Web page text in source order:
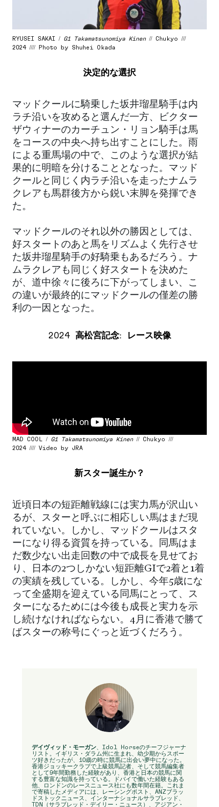
RYUSEI SAKAI / G1 Takamatsunomiya Kinen// Chukyo ///
2024 //// Photo by Shuhei Okada
決定的な選択
マッドクールに騎乗した坂井瑠星騎手は内
ラチ沿いを攻めると選んだ一方、ビクター
ザウィナーのカーチュン・リョン騎手は馬
をコースの中央へ持ち出すことにした。雨
による重馬場の中で、このような選択が結
果的に明暗を分けることとなった。マッド
クールと同じく内ラチ沿いを走ったナムラ
クレアも馬群後方から鋭い末脚を発揮でき
た。
マッドクールのそれ以外の勝因としては、
好スタートのあと馬をリズムよく先行させ
た坂井瑠星騎手の好騎乗もあるだろう。ナ
ムラクレアも同じく好スタートを決めた
が、道中徐々に後ろに下がってしまい、こ
の違いが最終的にマッドクールの僅差の勝
利の一因となった。
2024 高松宮記念: レース映像
MAD COOL / G1 Takamatsunomiya Kinen// Chukyo ///
2024 //// Video by JRA
新スター誕生か？
近頃日本の短距離戦線には実力馬が沢山い
るが、スターと呼ぶに相応しい馬はまだ現
れていない。しかし、マッドクールはスタ
ーになり得る資質を持っている。同馬はま
だ数少ない出走回数の中で成長を見せてお
り、日本の2つしかない短距離GIで2着と1着
の実績を残している。しかし、今年5歳にな
って全盛期を迎えている同馬にとって、ス
ターになるためには今後も成長と実力を示
し続けなければならない。4月に香港で勝て
ばスターの称号にぐっと近づくだろう。
デイヴィッド・モーガン、Idol Horseのチーフジャーナ
リスト。イギリス・ダラム州に生まれ、幼少期からスポー
ツ好きだったが、10歳の時に競馬に出会い夢中になった。
香港ジョッキークラブで上級競馬記者、そして競馬編集者
として9年間勤務した経験があり、香港と日本の競馬に関
する豊富な知識を持っている。ドバイで働いた経験もある
他、ロンドンのレースニュース社にも数年間在籍。これま
で寄稿したメディアには、レーシングポスト、ANZブラッ
ドストックニュース、インターナショナルサラブレッド、
TDN（サラブレッド・デイリー・ニュース）、アジアン・